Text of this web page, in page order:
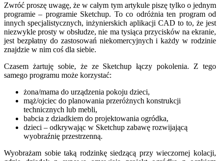
Zwróć proszę uwagę, że w całym tym artykule piszę tylko o jednym
programie – programie Sketchup. To co odróżnia ten program od
innych specjalistycznych, inżynierskich aplikacji CAD to to, że jest
niezwykle prosty w obsłudze, nie ma tysiąca przycisków na ekranie,
jest bezpłatny do zastosowań niekomercyjnych i każdy w rodzinie
znajdzie w nim coś dla siebie.
Czasem żartuję sobie, że ze Sketchup łączy pokolenia. Z tego
samego programu może korzystać:
żona/mama do urządzenia pokoju dzieci,
mąż/ojciec do planowania przeróżnych konstrukcji
technicznych lub mebli,
babcia z dziadkiem do projektowania ogródka,
dzieci – odkrywając w Sketchup zabawę rozwijającą
wyobraźnię przestrzenną.
Wyobrażam sobie taką rodzinkę siedzącą przy wieczornej kolacji,